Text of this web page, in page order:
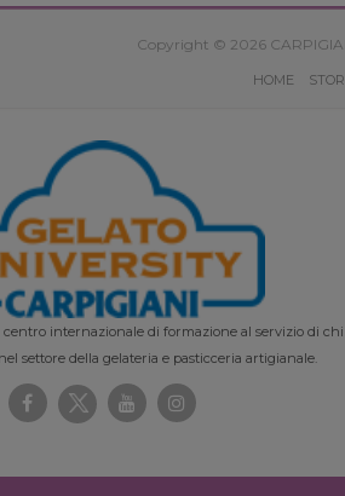
Copyright © 2026
HOME
internazionale di formazione al servizio di chi
settore della gelateria e pasticceria artigianale.